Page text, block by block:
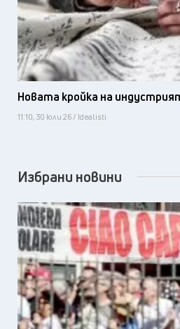
Новата кройка на
11:10, 30 юли 26 / Idealisti
Избрани новини